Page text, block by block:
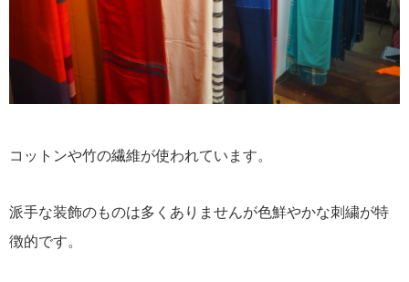
コットンや竹の繊維が使われています。
派手な装飾のものは多くありませんが色鮮やかな刺繍が特
徴的です。